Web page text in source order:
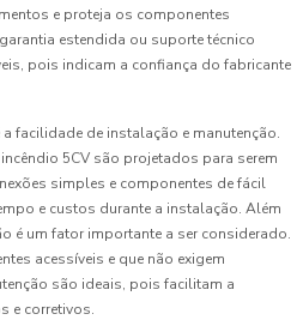
e proteja os componentes
estendida ou suporte técnico
pois indicam a confiança do fabricante
facilidade de instalação e manutenção.
5CV são projetados para serem
simples e componentes de fácil
e custos durante a instalação. Além
é um fator importante a ser considerado.
acessíveis e que não exigem
são ideais, pois facilitam a
e corretivos.